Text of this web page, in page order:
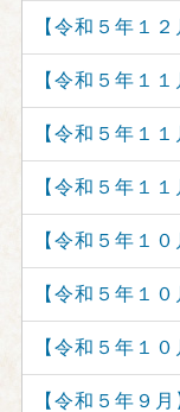
【令和５年１
【令和５年１
【令和５年１
【令和５年１
【令和５年１
【令和５年１
【令和５年１
【令和５年９